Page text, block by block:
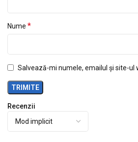
Recenzii
Nume *
Salvează-mi numele, emailul și site-ul